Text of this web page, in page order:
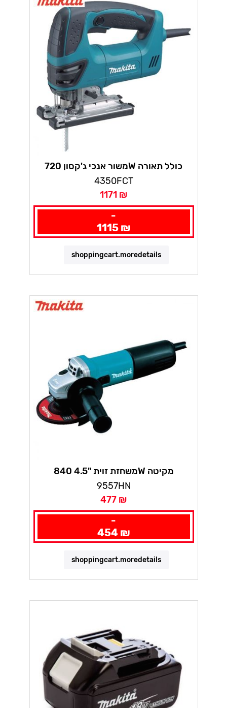
משור אנכי ג'קסון 720W כולל תאורה
מקיטה
4350FCT
1171 ₪
-
1115 ₪
shoppingcart.moredetails
משחזת זוית "4.5 840W מקיטה
9557HN
477 ₪
-
454 ₪
shoppingcart.moredetails